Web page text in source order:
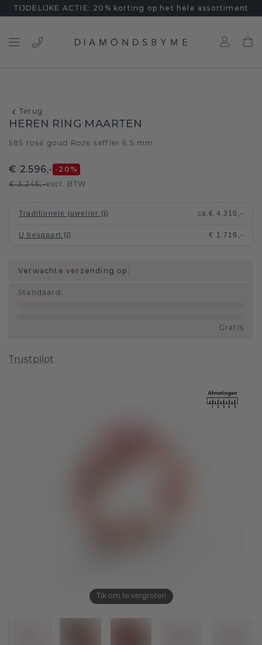
TIJDELIJKE ACTIE: 20% korting op het hele assortiment
Terug
Tik om te vergroten
HEREN RING MAARTEN
585 rosé goud Roze saffier 6.5 mm
€ 2.596,- -20 %
€ 3.245,-excl. BTW
Traditionele juwelier: ca.€ 4.315,-
U bespaart: € 1.719,-
Verwachte verzending op:
Standaard :
Gratis
Trustpilot